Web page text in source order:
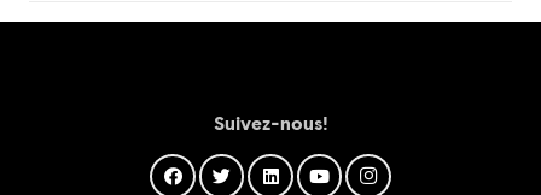
Suivez-nous!